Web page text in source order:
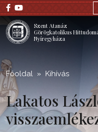
;
Szent Atanáz
Görögkatolikus
Nyíregyháza
Főoldal Kihívás
Lakatos